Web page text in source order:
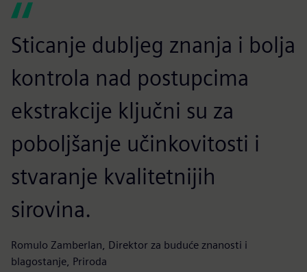
Sticanje dubljeg znanja i bolja
kontrola nad postupcima
ekstrakcije ključni su za
poboljšanje učinkovitosti i
stvaranje kvalitetnijih
sirovina.
Romulo Zamberlan, Direktor za buduće znanosti i
blagostanje, Priroda